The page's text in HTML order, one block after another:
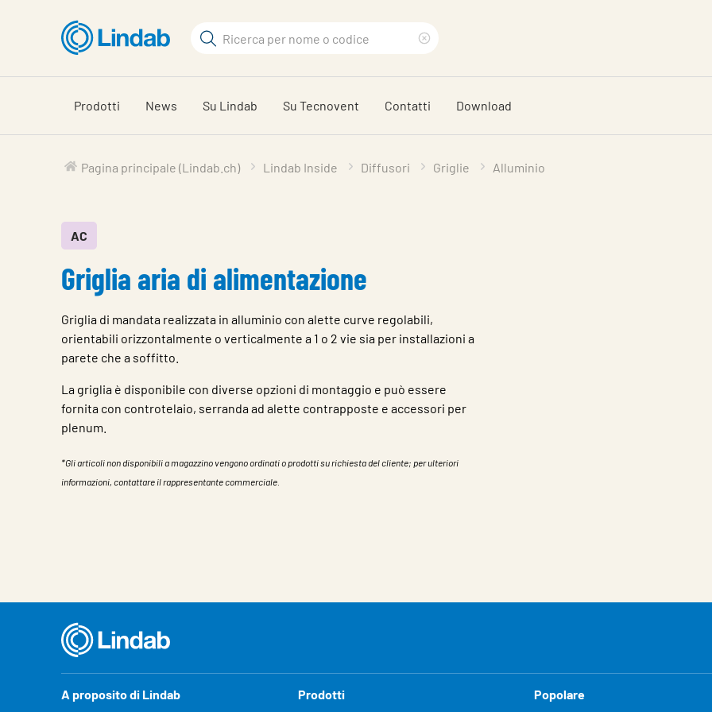
visionare
carrello
Cerca
di
ricerca
Prodotti News Su Lindab Su Tecnovent Contatti Download
Pagina principale (Lindab.ch) Lindab Inside Diffusori Griglie Alluminio
AC
Griglia aria di alimentazione
Griglia di mandata realizzata in alluminio con alette curve regolabili,
orientabili orizzontalmente o verticalmente a 1 o 2 vie sia per installazioni a
parete che a soffitto.
La griglia è disponibile con diverse opzioni di montaggio e può essere
fornita con controtelaio, serranda ad alette contrapposte e accessori per
plenum.
*Gli articoli non disponibili a magazzino vengono ordinati o prodotti su richiesta del cliente; per ulteriori
informazioni, contattare il rappresentante commerciale.
A proposito di Lindab Prodotti Popolare